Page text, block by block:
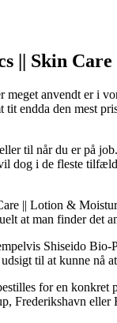
|| Skin
anvendt er i
endda den mest
til når du er på
dog i de fleste
|| Lotion &
at man finder det
Shiseido
til at kunne nå
for en konkret
Frederikshavn